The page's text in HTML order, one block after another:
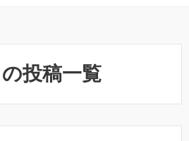
投稿一覧